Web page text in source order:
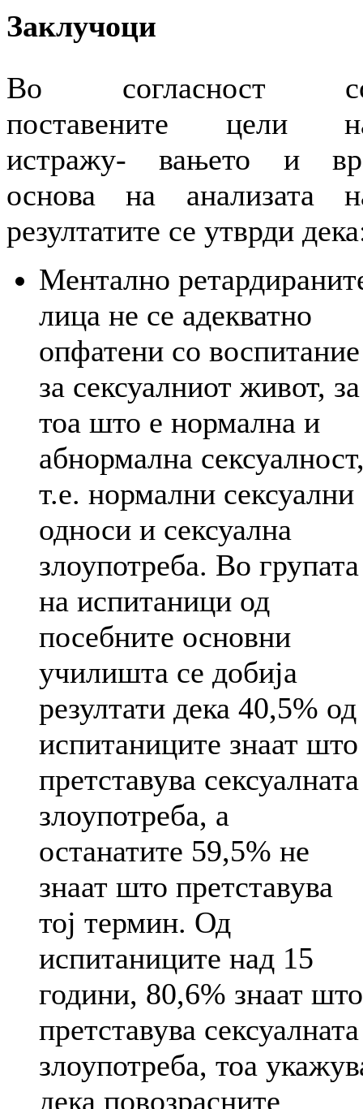
Заклучоци
Во согласност
поставените цели
истражу- вањето и
основа на анализата
резултатите се утврди
Ментално
лица не се адекватно
опфатени со воспитание
за сексуалниот живот, за
тоа што е нормална и
абнормална
т.е. нормални сексуални
односи и сексуална
злоупотреба. Во групата
на испитаници од
посебните основни
училишта се добија
резултати дека 40,5% од
испитаниците знаат што
претставува сексуалната
злоупотреба, а
останатите 59,5% не
знаат што претставува
тој термин. Од
испитаниците над 15
години, 80,6% знаат што
претставува сексуалната
злоупотреба, тоа
дека повозрасните